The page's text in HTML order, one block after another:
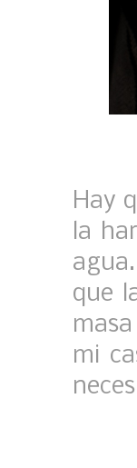
Hay
la
agua.
que
mi